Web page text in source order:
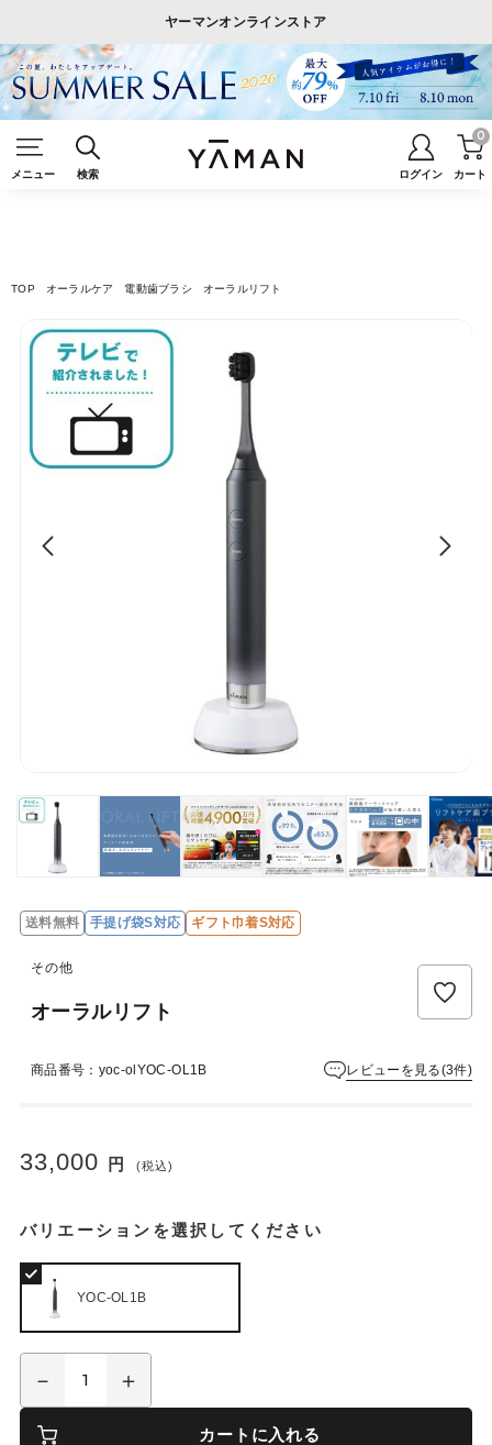
ヤーマンオンラインストア
メニュー 検索 ログイン カート
0
TOP オーラルケア 電動歯ブラシ オーラルリフト
送料無料 手提げ袋S対応 ギフト巾着S対応
その他
オーラルリフト
商品番号：yoc-olYOC-OL1B レビューを見る(3件)
33,000 円 (税込)
バリエーションを選択してください
YOC-OL1B
カートに入れる